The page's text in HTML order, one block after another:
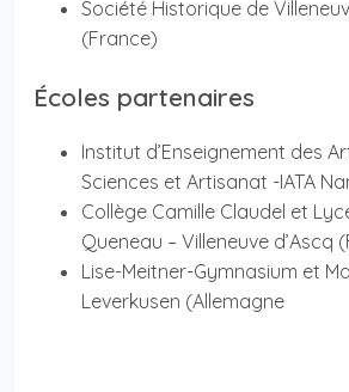
Société Historique de
(France)
Écoles partenaires
Institut d’Enseignement des
Sciences et Artisanat -IATA
Collège Camille Claudel et
Queneau – Villeneuve d’Ascq
Lise-Meitner-Gymnasium et
Leverkusen (Allemagne